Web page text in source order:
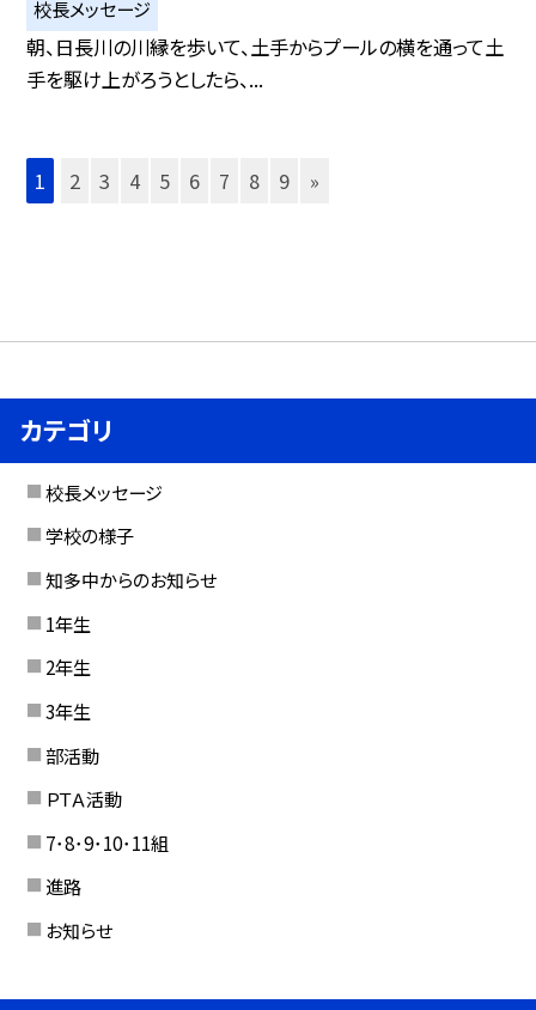
校長メッセージ
朝、日長川の川縁を歩いて、土手からプールの横を通って土
手を駆け上がろうとしたら、...
1 2 3 4 5 6 7 8 9 »
カテゴリ
校長メッセージ
学校の様子
知多中からのお知らせ
1年生
2年生
3年生
部活動
ＰＴＡ活動
7･8･9･10･11組
進路
お知らせ